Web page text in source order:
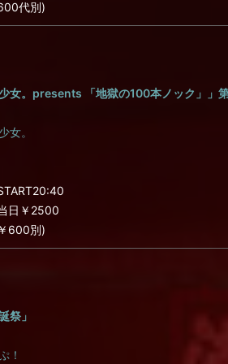
代別)
女。presents 「地獄の100本ノック」」
女。
日￥2500
600別)
祭」
！